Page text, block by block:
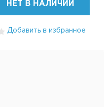
НЕТ В НАЛИЧИИ
Добавить в избранное